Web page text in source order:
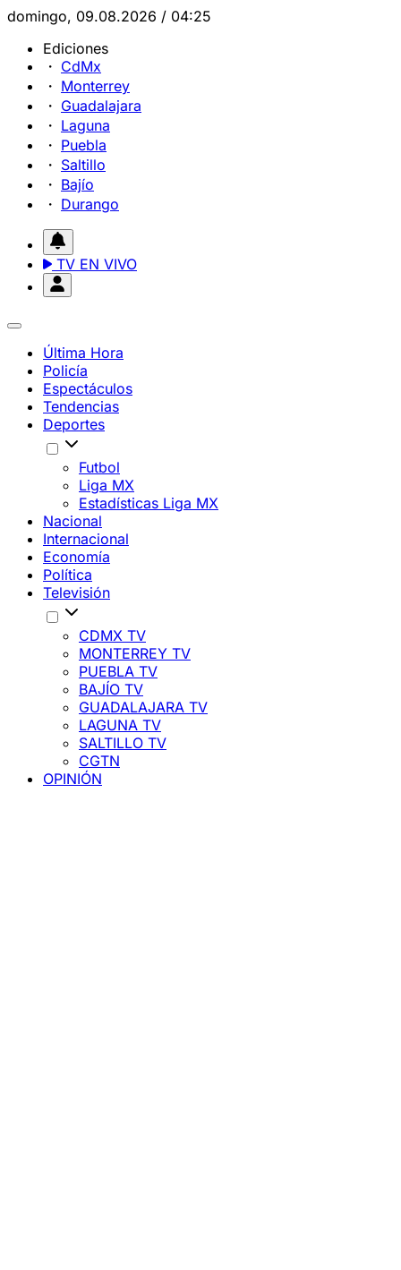
domingo, 09.08.2026 / 04:25
Ediciones
CdMx
Monterrey
Guadalajara
Laguna
Puebla
Saltillo
Bajío
Durango
TV EN VIVO
Última Hora
Policía
Espectáculos
Tendencias
Deportes
Futbol
Liga MX
Estadísticas Liga MX
Nacional
Internacional
Economía
Política
Televisión
CDMX TV
MONTERREY TV
PUEBLA TV
BAJÍO TV
GUADALAJARA TV
LAGUNA TV
SALTILLO TV
CGTN
OPINIÓN